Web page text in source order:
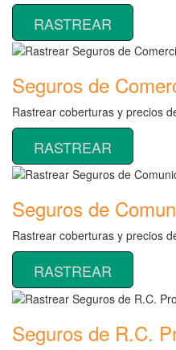
RASTREAR
Seguros de
Rastrear coberturas y precios
RASTREAR
Seguros de
Rastrear coberturas y precios
RASTREAR
Seguros de R.C.